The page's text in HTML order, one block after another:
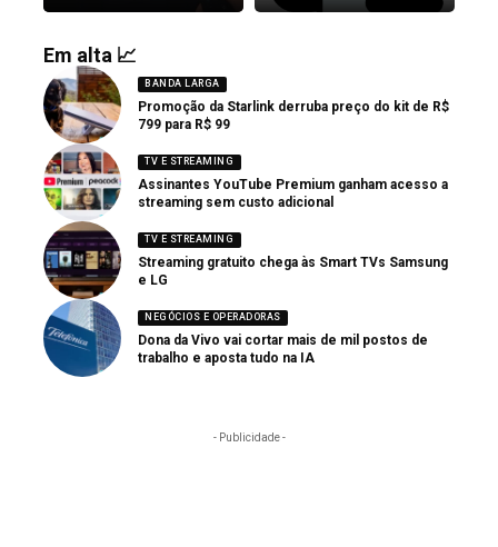
Em alta 📈
BANDA LARGA
Promoção da Starlink derruba preço do kit de R$
799 para R$ 99
TV E STREAMING
Assinantes YouTube Premium ganham acesso a
streaming sem custo adicional
TV E STREAMING
Streaming gratuito chega às Smart TVs Samsung
e LG
NEGÓCIOS E OPERADORAS
Dona da Vivo vai cortar mais de mil postos de
trabalho e aposta tudo na IA
- Publicidade -